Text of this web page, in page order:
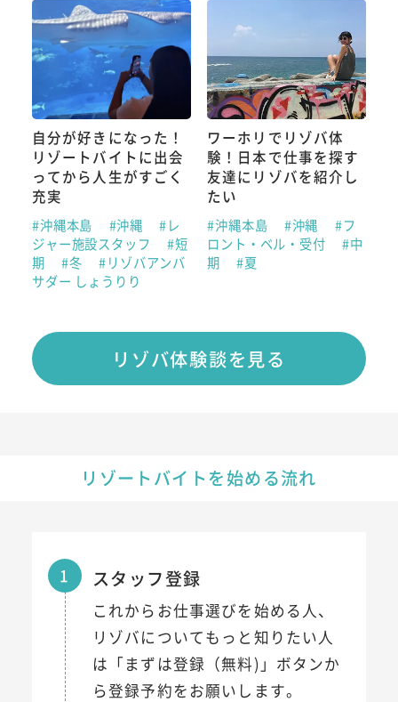
自分が好きになった！
リゾートバイトに出会
ってから人生がすごく
充実
#沖縄本島 #沖縄
#レ
ジャー施設スタッフ
#短
期
#冬
#リゾバアンバ
サダー しょうりり
ワーホリでリゾバ体
験！日本で仕事を探す
友達にリゾバを紹介し
たい
#沖縄本島 #沖縄
#フ
ロント・ベル・受付
#中
期
#夏
リゾバ体験談を見る
リゾートバイトを始める流れ
1 スタッフ登録
これからお仕事選びを始める人、
リゾバについてもっと知りたい人
は「まずは登録（無料)」ボタンか
ら登録予約をお願いします。